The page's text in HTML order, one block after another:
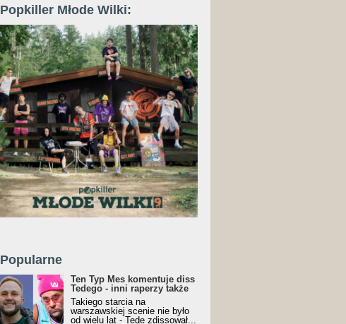
Popkiller Młode Wilki:
Popularne
Ten Typ Mes komentuje diss
Tedego - inni raperzy także
Takiego starcia na
warszawskiej scenie nie było
od wielu lat - Tede zdissował...